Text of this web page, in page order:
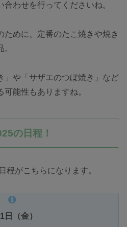
わせを行ってくださいね。
ために、定番のたこ焼きや焼き
」や「サザエのつぼ焼き」など
能性もありますね。
の日程！
程がこちらになります。
（金）